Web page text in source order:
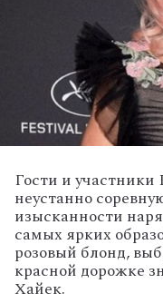
Гости и
неустанно
изысканности
самых ярких
розовый блонд,
красной дорожке
Хайек.